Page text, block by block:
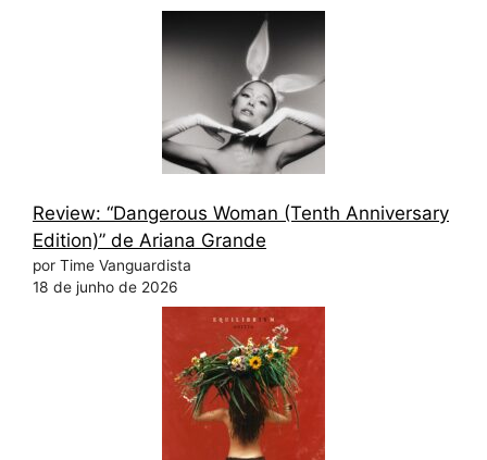
Review: “Dangerous Woman (Tenth Anniversary
Edition)” de Ariana Grande
por Time Vanguardista
18 de junho de 2026